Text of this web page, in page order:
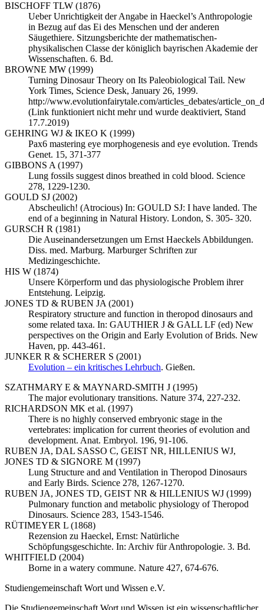
BISCHOFF TLW (1876)
Ueber Unrichtigkeit der Angabe in Haeckel’s Anthropologie
in Bezug auf das Ei des Menschen und der anderen
Säugethiere. Sitzungsberichte der mathematischen-
physikalischen Classe der königlich bayrischen Akademie der
Wissenschaften. 6. Bd.
BROWNE MW (1999)
Turning Dinosaur Theory on Its Paleobiological Tail. New
York Times, Science Desk, January 26, 1999.
http://www.evolutionfairytale.com/articles_debates/
(Link funktioniert nicht mehr und wurde deaktiviert, Stand
17.7.2019)
GEHRING WJ & IKEO K (1999)
Pax6 mastering eye morphogenesis and eye evolution. Trends
Genet. 15, 371-377
GIBBONS A (1997)
Lung fossils suggest dinos breathed in cold blood. Science
278, 1229-1230.
GOULD SJ (2002)
Abscheulich! (Atrocious) In: GOULD SJ: I have landed. The
end of a beginning in Natural History. London, S. 305- 320.
GURSCH R (1981)
Die Auseinandersetzungen um Ernst Haeckels Abbildungen.
Diss. med. Marburg. Marburger Schriften zur
Medizingeschichte.
HIS W (1874)
Unsere Körperform und das physiologische Problem ihrer
Entstehung. Leipzig.
JONES TD & RUBEN JA (2001)
Respiratory structure and function in theropod dinosaurs and
some related taxa. In: GAUTHIER J & GALL LF (ed) New
perspectives on the Origin and Early Evolution of Brids. New
Haven, pp. 443-461.
JUNKER R & SCHERER S (2001)
Evolution – ein kritisches Lehrbuch. Gießen.
SZATHMARY E & MAYNARD-SMITH J (1995)
The major evolutionary transitions. Nature 374, 227-232.
RICHARDSON MK et al. (1997)
There is no highly conserved embryonic stage in the
vertebrates: implication for current theories of evolution and
development. Anat. Embryol. 196, 91-106.
RUBEN JA, DAL SASSO C, GEIST NR, HILLENIUS WJ,
JONES TD & SIGNORE M (1997)
Lung Structure and and Ventilation in Theropod Dinosaurs
and Early Birds. Science 278, 1267-1270.
RUBEN JA, JONES TD, GEIST NR & HILLENIUS WJ (1999)
Pulmonary function and metabolic physiology of Theropod
Dinosaurs. Science 283, 1543-1546.
RÜTIMEYER L (1868)
Rezension zu Haeckel, Ernst: Natürliche
Schöpfungsgeschichte. In: Archiv für Anthropologie. 3. Bd.
WHITFIELD (2004)
Borne in a watery commune. Nature 427, 674-676.
Studiengemeinschaft Wort und Wissen e.V.